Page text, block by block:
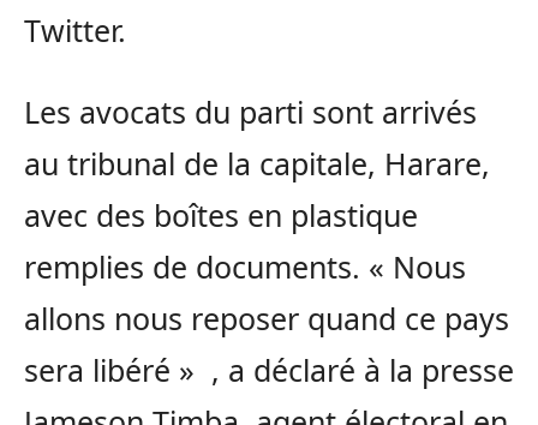
Twitter.
Les avocats du parti sont arrivés
au tribunal de la capitale, Harare,
avec des boîtes en plastique
remplies de documents. « Nous
allons nous reposer quand ce pays
sera libéré » , a déclaré à la presse